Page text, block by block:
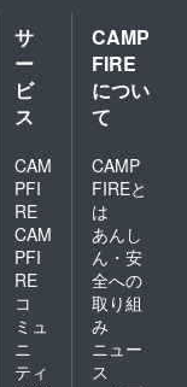
サ
ー
ビ
ス
CAM
PFI
RE
CAM
PFI
RE
コ
ミュ
ニ
ティ
CAMP
FIRE
につい
て
CAMP
FIREと
は
あんし
ん・安
全への
取り組
み
ニュー
ス